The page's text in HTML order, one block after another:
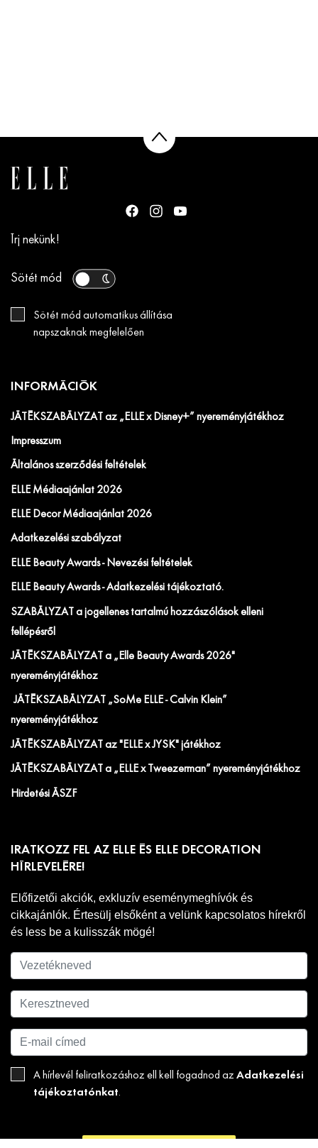
Írj nekünk!
Sötét mód
Sötét mód automatikus állítása
napszaknak megfelelően
INFORMÁCIÓK
JÁTÉKSZABÁLYZAT az „ELLE x Disney+” nyereményjátékhoz
Impresszum
Általános szerződési feltételek
ELLE Médiaajánlat 2026
ELLE Decor Médiaajánlat 2026
Adatkezelési szabályzat
ELLE Beauty Awards - Nevezési feltételek
ELLE Beauty Awards - Adatkezelési tájékoztató.
SZABÁLYZAT a jogellenes tartalmú hozzászólások elleni
fellépésről
JÁTÉKSZABÁLYZAT a „Elle Beauty Awards 2026"
nyereményjátékhoz
JÁTÉKSZABÁLYZAT „SoMe ELLE - Calvin Klein”
nyereményjátékhoz
JÁTÉKSZABÁLYZAT az "ELLE x JYSK" játékhoz
JÁTÉKSZABÁLYZAT a „ELLE x Tweezerman” nyereményjátékhoz
Hirdetési ÁSZF
IRATKOZZ FEL AZ ELLE ÉS ELLE DECORATION
HÍRLEVELÉRE!
Előfizetői akciók, exkluzív eseménymeghívók és
cikkajánlók. Értesülj elsőként a velünk kapcsolatos hírekről
és less be a kulisszák mögé!
A hírlevél feliratkozáshoz ell kell fogadnod az Adatkezelési
tájékoztatónkat.